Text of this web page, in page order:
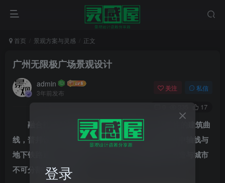
首页 景观方案与灵感 正文
广州无限极广场景观设计
admin
3年前发布
关注 私信
17
融合扎哈·哈迪德及其团队充满流动性、延续性的建筑曲
线，普邦设计试图链接人与时间、自然，沟通白云中轴线与
地下铁路通行，予以文化、艺术与互动的碰撞，塑造与城市
不可分割的时代镜像。
登录